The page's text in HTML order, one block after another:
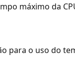
máximo da
para o uso do